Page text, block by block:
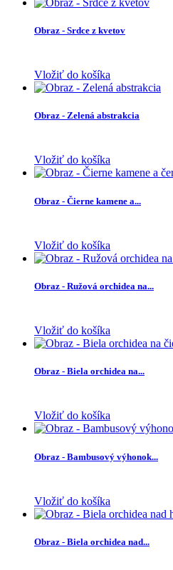
Obraz - Srdce z kvetov
Vložiť do košíka
Obraz - Zelená abstrakcia
Vložiť do košíka
Obraz - Čierne kamene a...
Vložiť do košíka
Obraz - Ružová orchidea na...
Vložiť do košíka
Obraz - Biela orchidea na...
Vložiť do košíka
Obraz - Bambusový výhonok...
Vložiť do košíka
Obraz - Biela orchidea nad...